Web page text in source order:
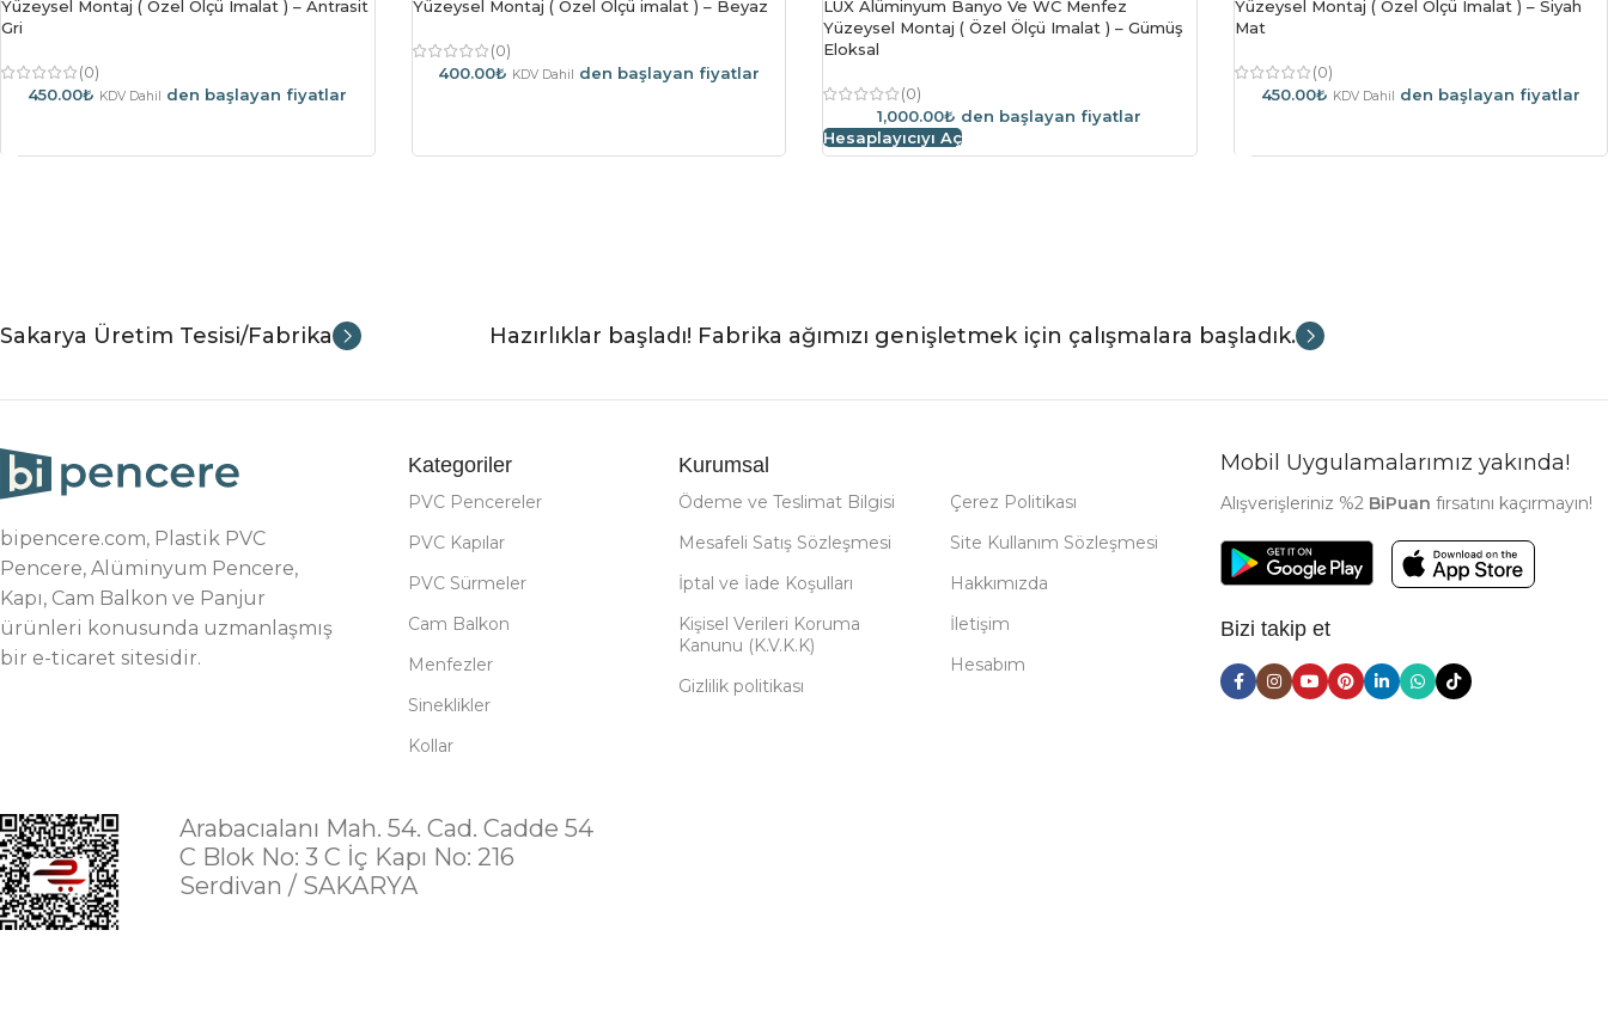
Yüzeysel Montaj ( Özel Ölçü Imalat ) – Antrasit
Gri
(0)
450.00₺ KDV Dahil den başlayan fiyatlar
Yüzeysel Montaj ( Özel Ölçü imalat ) – Beyaz
(0)
400.00₺ KDV Dahil den başlayan fiyatlar
LÜX Alüminyum Banyo Ve WC Menfez
Yüzeysel Montaj ( Özel Ölçü Imalat ) – Gümüş
Eloksal
(0)
1,000.00₺ den başlayan fiyatlar
Hesaplayıcıyı Aç
Yüzeysel Montaj ( Özel Ölçü Imalat ) – Siyah
Mat
(0)
450.00₺ KDV Dahil den başlayan fiyatlar
Sakarya Üretim Tesisi/Fabrika Hazırlıklar başladı! Fabrika ağımızı genişletmek için çalışmalara başladık.
bipencere.com, Plastik PVC
Pencere, Alüminyum Pencere,
Kapı, Cam Balkon ve Panjur
ürünleri konusunda uzmanlaşmış
bir e-ticaret sitesidir.
Kategoriler
PVC Pencereler
PVC Kapılar
PVC Sürmeler
Cam Balkon
Menfezler
Sineklikler
Kollar
Kurumsal
Ödeme ve Teslimat Bilgisi
Mesafeli Satış Sözleşmesi
İptal ve İade Koşulları
Kişisel Verileri Koruma
Kanunu (K.V.K.K)
Gizlilik politikası
Çerez Politikası
Site Kullanım Sözleşmesi
Hakkımızda
İletişim
Hesabım
Mobil Uygulamalarımız yakında!
Alışverişleriniz %2 BiPuan fırsatını kaçırmayın!
Bizi takip et
Arabacıalanı Mah. 54. Cad. Cadde 54
C Blok No: 3 C İç Kapı No: 216
Serdivan / SAKARYA